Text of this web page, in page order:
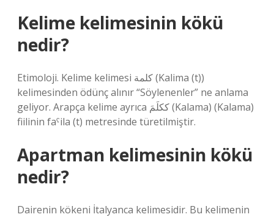
Kelime kelimesinin kökü
nedir?
Etimoloji. Kelime kelimesi كلمة (Kalima (t))
kelimesinden ödünç alınır “Söylenenler” ne anlama
geliyor. Arapça kelime ayrıca ككلَمَ (Kalama) (Kalama)
fiilinin faˁila (t) metresinde türetilmiştir.
Apartman kelimesinin kökü
nedir?
Dairenin kökeni İtalyanca kelimesidir. Bu kelimenin